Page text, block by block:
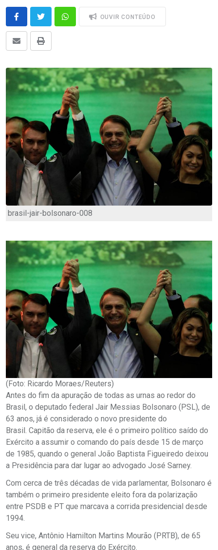
OUVIR CONTEÚDO
brasil-jair-bolsonaro-008
(Foto: Ricardo Moraes/Reuters)
Antes do fim da apuração de todas as urnas ao redor do
Brasil, o deputado federal Jair Messias Bolsonaro (PSL), de
63 anos, já é considerado o novo presidente do
Brasil. Capitão da reserva, ele é o primeiro político saído do
Exército a assumir o comando do país desde 15 de março
de 1985, quando o general João Baptista Figueiredo deixou
a Presidência para dar lugar ao advogado José Sarney.
Com cerca de três décadas de vida parlamentar, Bolsonaro é
também o primeiro presidente eleito fora da polarização
entre PSDB e PT que marcava a corrida presidencial desde
1994.
Seu vice, Antônio Hamilton Martins Mourão (PRTB), de 65
anos, é general da reserva do Exército.